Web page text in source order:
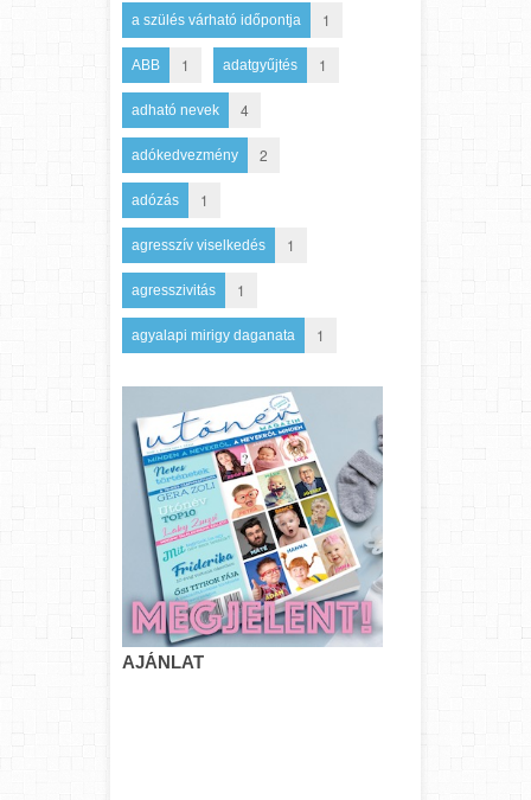
a szülés várható időpontja 1
ABB 1 adatgyűjtés 1
adható nevek 4
adókedvezmény 2
adózás 1
agresszív viselkedés 1
agresszivitás 1
agyalapi mirigy daganata 1
AJÁNLAT